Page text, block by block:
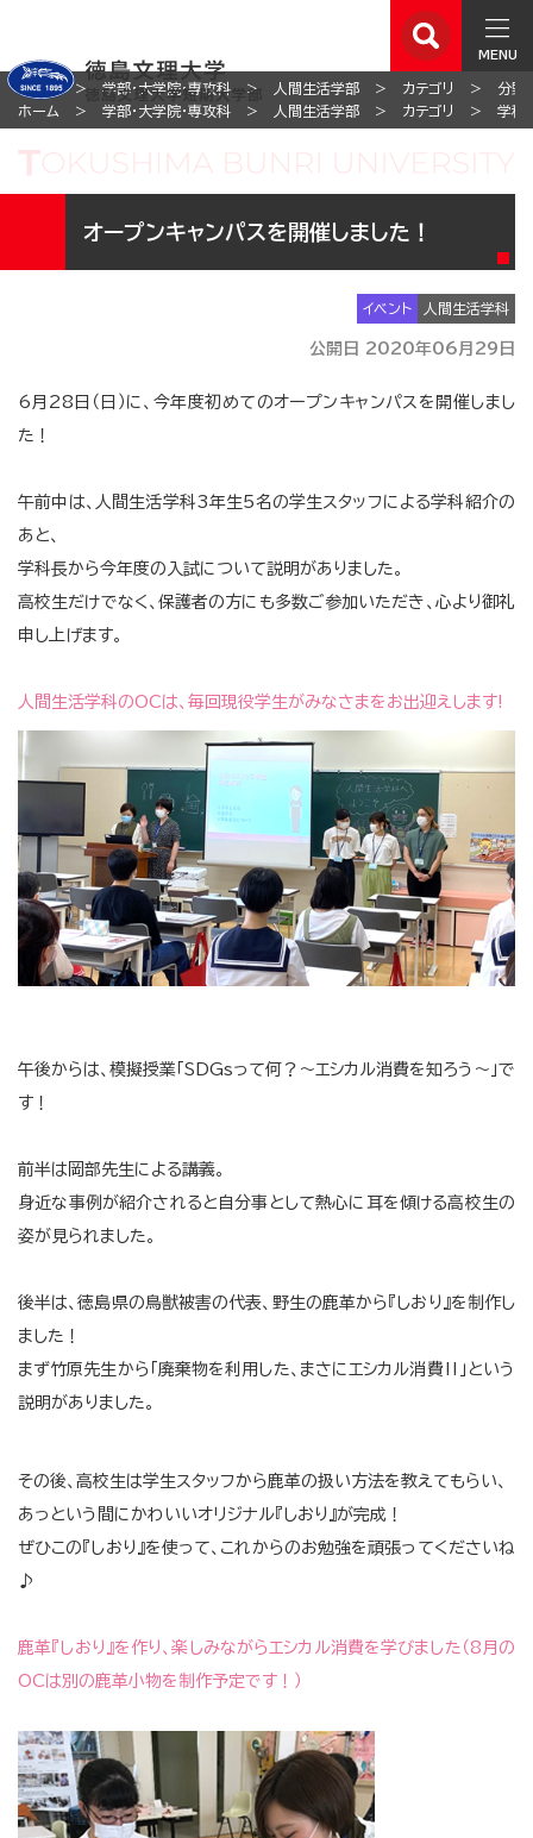
MENU
ホーム 学部・大学院・専攻科 人間生活学部 カテゴリ
分野
ホーム
学部・大学院・専攻科 人間生活学部 カテゴリ 学科
オープンキャンパスを開催しました！
イベント 人間生活学科
公開日 2020年06月29日
6月28日（日）に、今年度初めてのオープンキャンパスを開催しまし
た！
午前中は、人間生活学科3年生5名の学生スタッフによる学科紹介の
あと、
学科長から今年度の入試について説明がありました。
高校生だけでなく、保護者の方にも多数ご参加いただき、心より御礼
申し上げます。
人間生活学科のOCは、毎回現役学生がみなさまをお出迎えします!
午後からは、模擬授業「SDGsって何？～エシカル消費を知ろう～」で
す！
前半は岡部先生による講義。
身近な事例が紹介されると自分事として熱心に耳を傾ける高校生の
姿が見られました。
後半は、徳島県の鳥獣被害の代表、野生の鹿革から『しおり』を制作し
ました！
まず竹原先生から「廃棄物を利用した、まさにエシカル消費‼」という
説明がありました。
その後、高校生は学生スタッフから鹿革の扱い方法を教えてもらい、
あっという間にかわいいオリジナル『しおり』が完成！
ぜひこの『しおり』を使って、これからのお勉強を頑張ってくださいね
♪
鹿革『しおり』を作り、楽しみながらエシカル消費を学びました（8月の
OCは別の鹿革小物を制作予定です！）